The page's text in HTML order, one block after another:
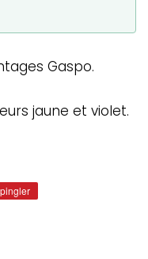
Gaspo.
jaune et violet.